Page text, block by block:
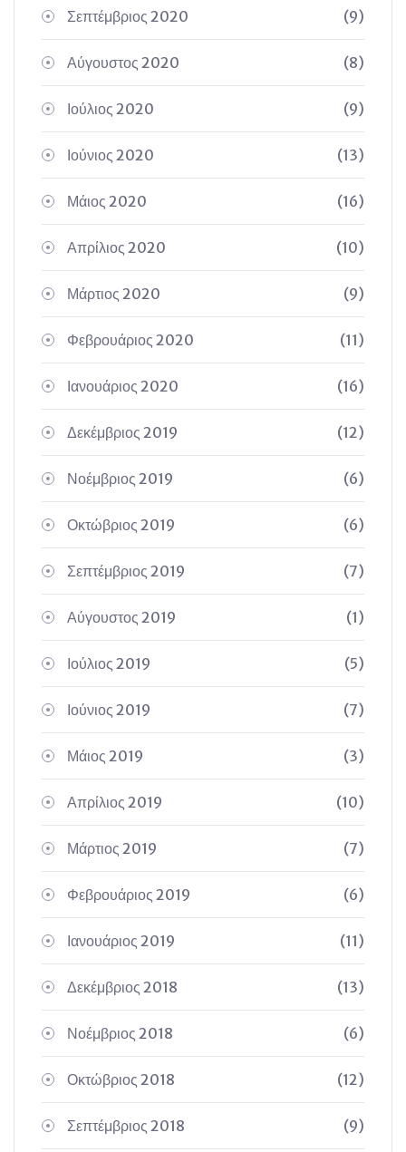
Σεπτέμβριος 2020 (9)
Αύγουστος 2020 (8)
Ιούλιος 2020 (9)
Ιούνιος 2020 (13)
Μάιος 2020 (16)
Απρίλιος 2020 (10)
Μάρτιος 2020 (9)
Φεβρουάριος 2020 (11)
Ιανουάριος 2020 (16)
Δεκέμβριος 2019 (12)
Νοέμβριος 2019 (6)
Οκτώβριος 2019 (6)
Σεπτέμβριος 2019 (7)
Αύγουστος 2019 (1)
Ιούλιος 2019 (5)
Ιούνιος 2019 (7)
Μάιος 2019 (3)
Απρίλιος 2019 (10)
Μάρτιος 2019 (7)
Φεβρουάριος 2019 (6)
Ιανουάριος 2019 (11)
Δεκέμβριος 2018 (13)
Νοέμβριος 2018 (6)
Οκτώβριος 2018 (12)
Σεπτέμβριος 2018 (9)